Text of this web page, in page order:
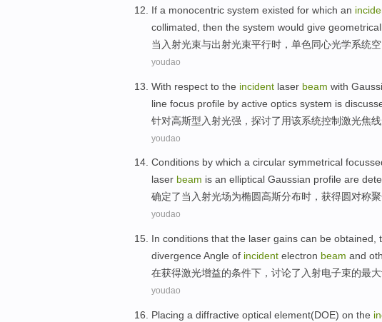
If a monocentric system existed for which an
collimated , then the system would give
当 入射光束与出射光束平行时，单色同心光学系统
youdao
With respect to the incident laser beam with
line focus profile by active optics system is
针对高斯型 入射光强 ， 探讨了 用该系统控制激光焦线
youdao
Conditions by which a circular symmetrical
laser beam is an elliptical Gaussian profile are
确定了当 入射光场为椭圆高斯分布时 ， 获得圆对称
youdao
In conditions that the laser gains can be obtained
divergence Angle of incident electron beam and
在获得激光增益的条件下 ， 讨论了 入射电子束的最大
youdao
Placing a diffractive optical element(DOE) on the